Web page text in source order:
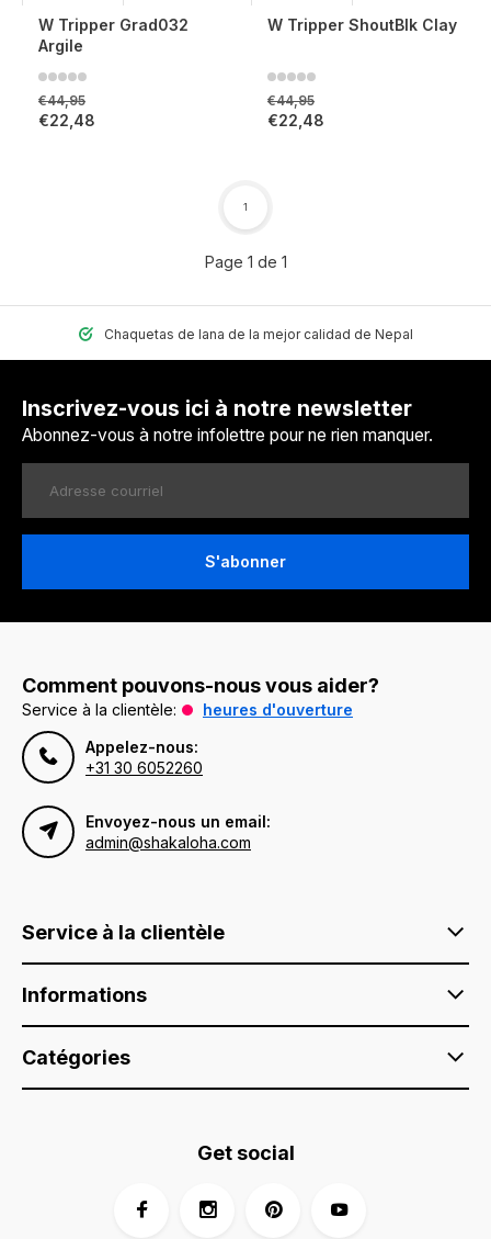
W Tripper Grad032
Argile
€44,95
€22,48
W Tripper ShoutBlk Clay
€44,95
€22,48
Page 1 de 1
1
Chaquetas de lana de la mejor calidad de Nepal
Inscrivez-vous ici à notre newsletter
Abonnez-vous à notre infolettre pour ne rien manquer.
S'abonner
Comment pouvons-nous vous aider?
Service à la clientèle:
heures d'ouverture
Appelez-nous:
+31 30 6052260
Envoyez-nous un email:
admin@shakaloha.com
Service à la clientèle
Informations
Catégories
Get social